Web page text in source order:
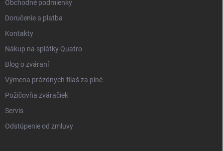
Obchodné podmienky
Doručenie a platba
Kontakty
Nákup na splátky Quatro
Blog o zváraní
Výmena prázdnych fliaš za plné
Požičovňa zváračiek
Servis
Odstúpenie od zmluvy